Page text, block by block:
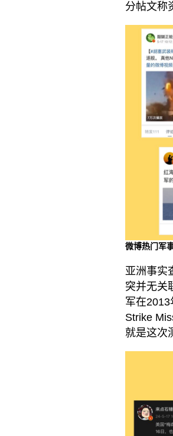
分帖文称
微博热门军
亚洲事实
突并无关
军在
Strike
就是这次